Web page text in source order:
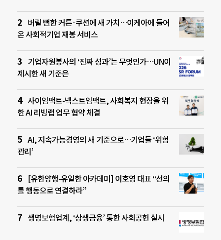
버릴 뻔한 커튼·쿠션에 새 가치…이케아에 들어
온 사회적기업 재봉 서비스
기업자원봉사의 ‘진짜 성과’는 무엇인가…UN이
제시한 새 기준은
사이임팩트-넥스트임팩트, 사회복지 현장을 위
한 AI 리빙랩 업무 협약 체결
AI, 지속가능경영의 새 기준으로…기업들 ‘위험
관리’
[유한양행-유일한 아카데미] 이호영 대표 “선의
를 행동으로 연결하라”
생명보험업계, ‘상생금융’ 통한 사회공헌 실시